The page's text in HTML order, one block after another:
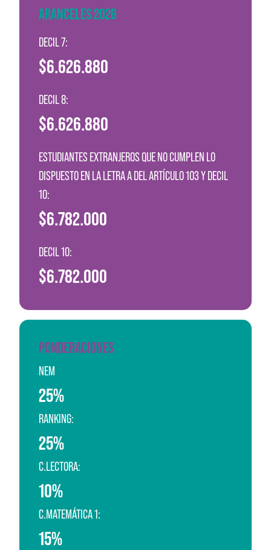
ARANCELES 2026
DECIL 7:
$6.626.880
DECIL 8:
$6.626.880
ESTUDIANTES EXTRANJEROS QUE NO CUMPLEN LO
DISPUESTO EN LA LETRA A DEL ARTÍCULO 103 Y DECIL
10:
$6.782.000
DECIL 10:
$6.782.000
PONDERACIONES
NEM
25%
RANKING:
25%
C.LECTORA:
10%
C.MATEMÁTICA 1:
15%